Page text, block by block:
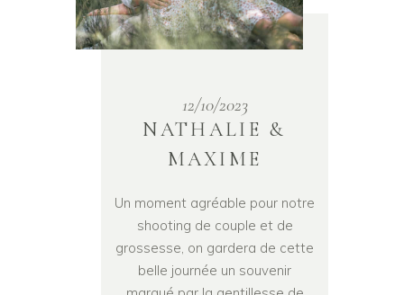
12/10/2023
NATHALIE &
MAXIME
Un moment agréable pour notre
shooting de couple et de
grossesse, on gardera de cette
belle journée un souvenir